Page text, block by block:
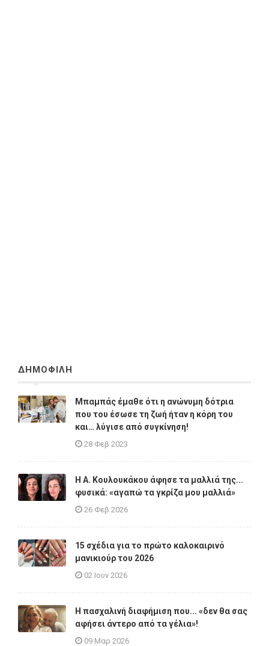
ΔΗΜΟΦΙΛΗ
Μπαμπάς έμαθε ότι η ανώνυμη δότρια
που του έσωσε τη ζωή ήταν η κόρη του
και… λύγισε από συγκίνηση!
28 Φεβ 2023
Η A. Κουλουκάκου άφησε τα μαλλιά της...
φυσικά: «αγαπώ τα γκρίζα μου μαλλιά»
26 Φεβ 2026
15 σχέδια για το πρώτο καλοκαιρινό
μανικιούρ του 2026
02 Ιουν 2026
Η πασχαλινή διαφήμιση που... «δεν θα σας
αφήσει άντερο από τα γέλια»!
09 Μαρ 2026